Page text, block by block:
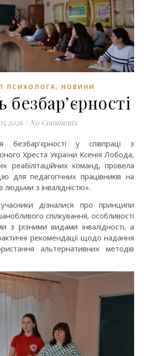
ПСИХОЛОГА, НОВИНИ
/ No Comments
Хреста України Ксенія Лобода,
реабілітаційних команд, провела
для педагогічних працівників на
людьми з інвалідністю».
дізналися про принципи
спілкування, особливості
з різними видами інвалідності, а
рекомендації щодо надання
альтернативних методів